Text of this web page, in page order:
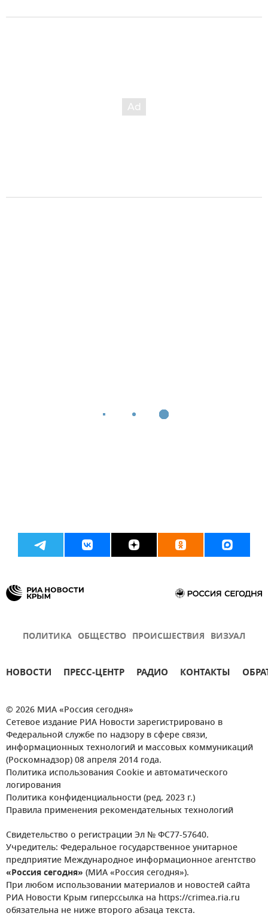
ПОЛИТИКА ОБЩЕСТВО ПРОИСШЕСТВИЯ ВИЗУАЛ
НОВОСТИ ПРЕСС-ЦЕНТР РАДИО КОНТАКТЫ
© 2026 МИА «Россия сегодня»
Сетевое издание РИА Новости зарегистрировано в
Федеральной службе по надзору в сфере связи,
информационных технологий и массовых коммуникаций
(Роскомнадзор) 08 апреля 2014 года.
Политика использования Cookie и автоматического
логирования
Политика конфиденциальности (ред. 2023 г.)
Правила применения рекомендательных технологий
Свидетельство о регистрации Эл № ФС77-57640.
Учредитель: Федеральное государственное унитарное
предприятие Международное информационное агентство
«Россия сегодня» (МИА «Россия сегодня»).
При любом использовании материалов и новостей сайта
РИА Новости Крым гиперссылка на https://crimea.ria.ru
обязательна не ниже второго абзаца текста.